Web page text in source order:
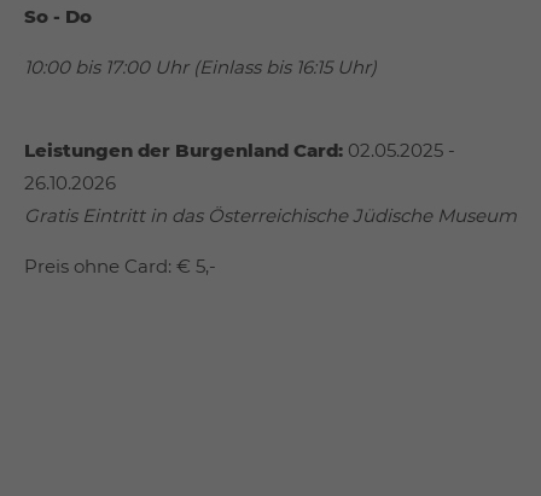
So - Do
10:00 bis 17:00 Uhr (Einlass bis 16:15 Uhr)
Leistungen der Burgenland Card: 02.05.2025 -
26.10.2026
Gratis Eintritt in das Österreichische Jüdische Museum
Preis ohne Card: € 5,-